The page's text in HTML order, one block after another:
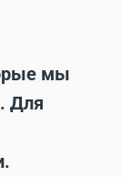
мы
Для